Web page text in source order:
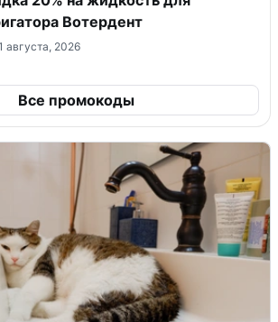
Вотердент
августа, 2026
Все промокоды